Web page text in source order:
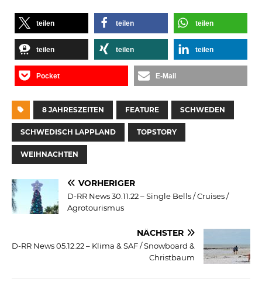
teilen teilen teilen
teilen teilen teilen
Pocket E-Mail
8 JAHRESZEITEN FEATURE SCHWEDEN
SCHWEDISCH LAPPLAND TOPSTORY
WEIHNACHTEN
VORHERIGER
D-RR News 30.11.22 – Single Bells / Cruises /
Agrotourismus
NÄCHSTER
D-RR News 05.12.22 – Klima & SAF / Snowboard &
Christbaum